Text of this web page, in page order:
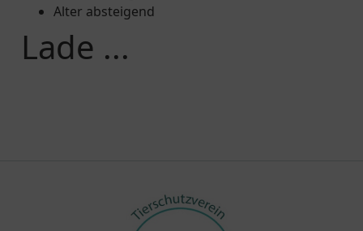
Alter absteigend
Lade ...